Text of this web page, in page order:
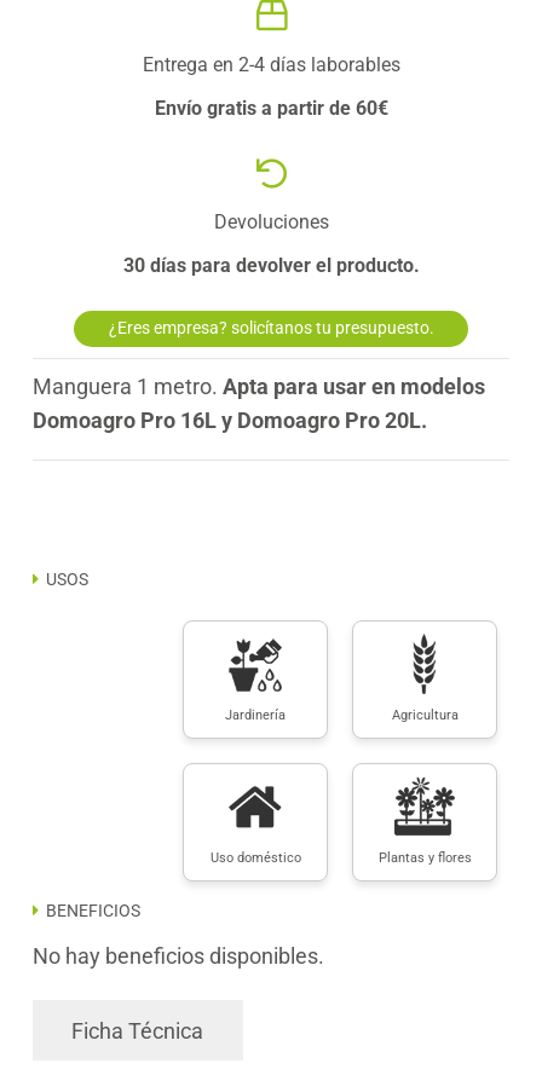
Entrega en 2-4 días laborables
Envío gratis a partir de 60€
Devoluciones
30 días para devolver el producto.
¿Eres empresa? solicítanos tu presupuesto.
Manguera 1 metro. Apta para usar en modelos
Domoagro Pro 16L y Domoagro Pro 20L.
USOS
Agricultura
Jardinería
Plantas y flores
Uso doméstico
BENEFICIOS
No hay beneficios disponibles.
Ficha Técnica